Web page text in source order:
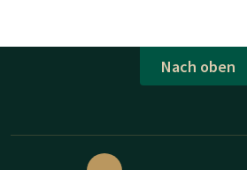
Nach oben